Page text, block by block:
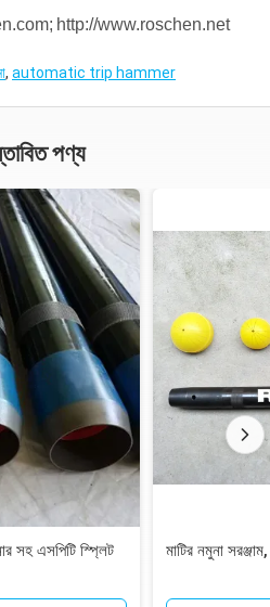
http://www.roschen.net
, automatic trip hammer
পণ্য
সহ এসপিটি স্প্লিট
মাটির নমুনা